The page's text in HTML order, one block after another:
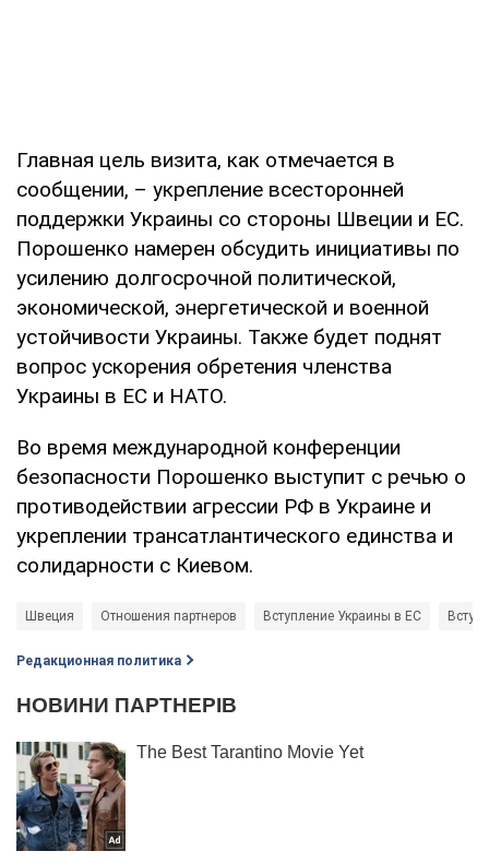
Главная цель визита, как отмечается в
сообщении, – укрепление всесторонней
поддержки Украины со стороны Швеции и ЕС.
Порошенко намерен обсудить инициативы по
усилению долгосрочной политической,
экономической, энергетической и военной
устойчивости Украины. Также будет поднят
вопрос ускорения обретения членства
Украины в ЕС и НАТО.
Во время международной конференции
безопасности Порошенко выступит с речью о
противодействии агрессии РФ в Украине и
укреплении трансатлантического единства и
солидарности с Киевом.
Швеция Отношения партнеров Вступление Украины в ЕС
Редакционная политика